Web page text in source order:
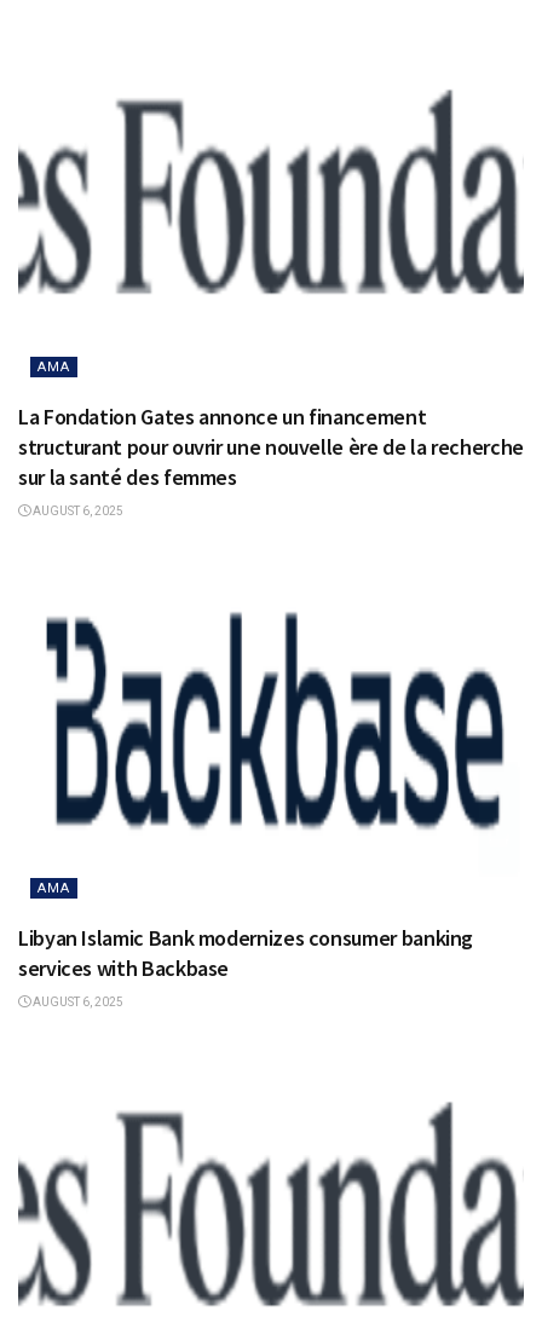
AMA
La Fondation Gates annonce un financement
structurant pour ouvrir une nouvelle ère de la recherche
sur la santé des femmes
AUGUST 6, 2025
AMA
Libyan Islamic Bank modernizes consumer banking
services with Backbase
AUGUST 6, 2025